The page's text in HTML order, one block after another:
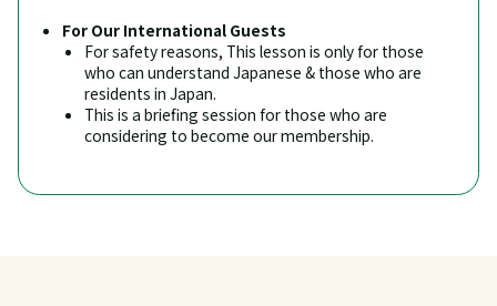
For Our International Guests
For safety reasons, This lesson is only for those
who can understand Japanese & those who are
residents in Japan.
This is a briefing session for those who are
considering to become our membership.